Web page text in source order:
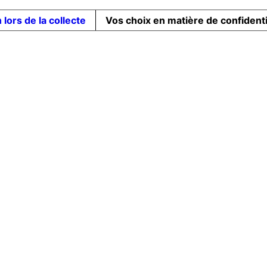
lors de la collecte Vos choix en matière de